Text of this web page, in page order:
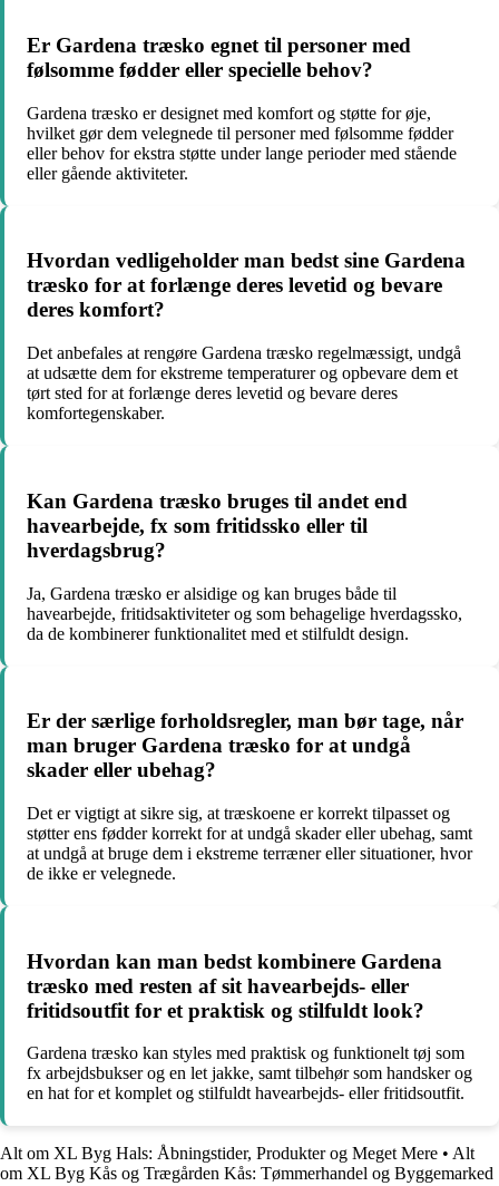
Er Gardena træsko egnet til personer med
følsomme fødder eller specielle behov?
Gardena træsko er designet med komfort og støtte for øje,
hvilket gør dem velegnede til personer med følsomme fødder
eller behov for ekstra støtte under lange perioder med stående
eller gående aktiviteter.
Hvordan vedligeholder man bedst sine Gardena
træsko for at forlænge deres levetid og bevare
deres komfort?
Det anbefales at rengøre Gardena træsko regelmæssigt, undgå
at udsætte dem for ekstreme temperaturer og opbevare dem et
tørt sted for at forlænge deres levetid og bevare deres
komfortegenskaber.
Kan Gardena træsko bruges til andet end
havearbejde, fx som fritidssko eller til
hverdagsbrug?
Ja, Gardena træsko er alsidige og kan bruges både til
havearbejde, fritidsaktiviteter og som behagelige hverdagssko,
da de kombinerer funktionalitet med et stilfuldt design.
Er der særlige forholdsregler, man bør tage, når
man bruger Gardena træsko for at undgå
skader eller ubehag?
Det er vigtigt at sikre sig, at træskoene er korrekt tilpasset og
støtter ens fødder korrekt for at undgå skader eller ubehag, samt
at undgå at bruge dem i ekstreme terræner eller situationer, hvor
de ikke er velegnede.
Hvordan kan man bedst kombinere Gardena
træsko med resten af sit havearbejds- eller
fritidsoutfit for et praktisk og stilfuldt look?
Gardena træsko kan styles med praktisk og funktionelt tøj som
fx arbejdsbukser og en let jakke, samt tilbehør som handsker og
en hat for et komplet og stilfuldt havearbejds- eller fritidsoutfit.
Alt om XL Byg Hals: Åbningstider, Produkter og Meget Mere • Alt
om XL Byg Kås og Trægården Kås: Tømmerhandel og Byggemarked